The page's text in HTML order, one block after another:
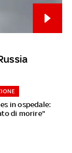
in ospedale:
di morire"